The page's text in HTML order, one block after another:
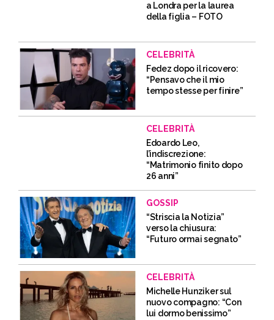
a Londra per la laurea
della figlia – FOTO
CELEBRITÀ
Fedez dopo il ricovero:
“Pensavo che il mio
tempo stesse per finire”
CELEBRITÀ
Edoardo Leo,
l’indiscrezione:
“Matrimonio finito dopo
26 anni”
GOSSIP
“Striscia la Notizia”
verso la chiusura:
“Futuro ormai segnato”
CELEBRITÀ
Michelle Hunziker sul
nuovo compagno: “Con
lui dormo benissimo”